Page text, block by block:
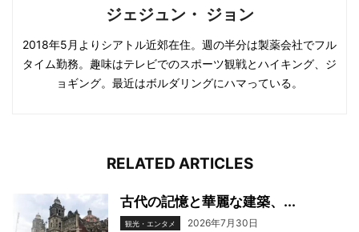
ジェジュン・ ジョン
2018年5月よりシアトル近郊在住。週の半分は製薬会社でフル
タイム勤務。趣味はテレビでのスポーツ観戦とハイキング、ジ
ョギング。最近はボルダリングにハマっている。
RELATED ARTICLES
古代の記憶と華麗な建築、...
観光・エンタメ 2026年7月30日